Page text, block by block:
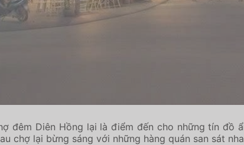
đêm Diên Hồng lại là điểm đến cho những tín đồ
chợ lại bừng sáng với những hàng quán san sát